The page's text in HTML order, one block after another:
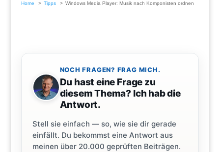
Home Tipps Windows Media Player: Musik nach Komponisten ordnen
NOCH FRAGEN? FRAG MICH.
Du hast eine Frage zu
diesem Thema? Ich hab die
Antwort.
Stell sie einfach — so, wie sie dir gerade
einfällt. Du bekommst eine Antwort aus
meinen über 20.000 geprüften Beiträgen.